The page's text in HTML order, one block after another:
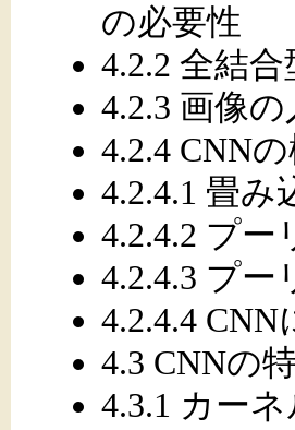
の必要性
4.2.2 全結
4.2.3 画像
4.2.4 CNN
4.2.4.1 畳み
4.2.4.2 プー
4.2.4.3 プ
4.2.4.4
4.3 CNNの
4.3.1 カー